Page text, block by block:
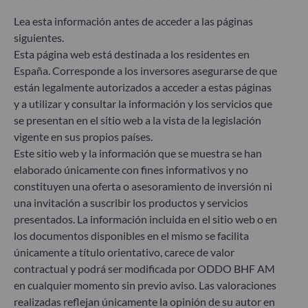
comparable y se entienda mejor por los inversores
finales. Artículo 6: El equipo de gestión no tiene en
cuenta riesgos de sostenibilidad ni incidencias
adversas de las decisiones de inversión en los
factores de sostenibilidad en el proceso de toma de
decisiones. Artículo 8: El equipo de gestión aborda
los riesgos de sostenibilidad integrando criterios
ESG (medioambientales, sociales y/o de gobierno
corporativo) en su proceso de toma de decisiones
de inversión. Artículo 9: El equipo de gestión
persigue un objetivo de inversión estrictamente
sostenible que contribuye de forma significativa a
los desafíos de la transición ecológica y aborda los
riesgos de sostenibilidad mediante las
calificaciones proporcionadas por el proveedor de
datos ESG externo de la Sociedad gestora.
Lea esta información antes de acceder a las páginas
siguientes.
Esta página web está destinada a los residentes en
España. Corresponde a los inversores asegurarse de que
están legalmente autorizados a acceder a estas páginas
y a utilizar y consultar la información y los servicios que
se presentan en el sitio web a la vista de la legislación
vigente en sus propios países.
Este sitio web y la información que se muestra se han
elaborado únicamente con fines informativos y no
constituyen una oferta o asesoramiento de inversión ni
una invitación a suscribir los productos y servicios
presentados. La información incluida en el sitio web o en
los documentos disponibles en el mismo se facilita
únicamente a título orientativo, carece de valor
contractual y podrá ser modificada por ODDO BHF AM
en cualquier momento sin previo aviso. Las valoraciones
realizadas reflejan únicamente la opinión de su autor en